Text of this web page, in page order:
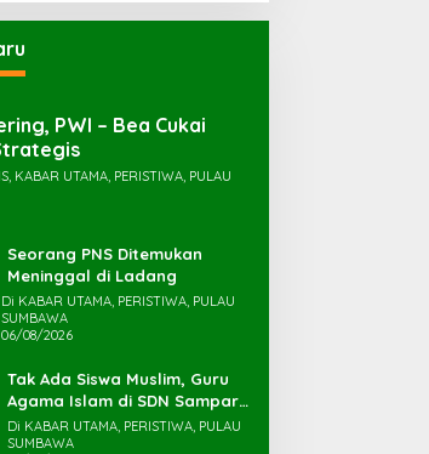
PWI – Bea Cukai
KABAR UTAMA, PERISTIWA, PULAU
Seorang PNS Ditemukan
Meninggal di Ladang
Di KABAR UTAMA, PERISTIWA, PULAU
SUMBAWA
06/08/2026
Tak Ada Siswa Muslim, Guru
Agama Islam di SDN Sampar
Maras Terkatung-katung ‎
Di KABAR UTAMA, PERISTIWA, PULAU
SUMBAWA